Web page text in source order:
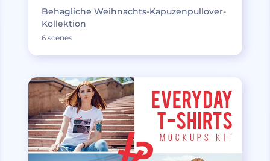
Behagliche Weihnachts-Kapuzenpullover-
Kollektion
6 scenes